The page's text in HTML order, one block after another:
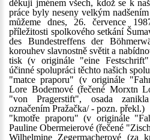
děkuji jménem všech, kdož se k
práce byly neseny velkým
můžeme dnes, 26. července
příležitosti spolkového setkání
des Bundestreffens der
korouhev slavnostně světit a
tisk (v originále "eine
účinné spolupráci těchto našich
"matce praporu" (v originále
Lore Bodemové (řečené Morxtn
"von Pragerstift", osada
označením Pražačka/ - pozn. překl.)
"kmotře praporu" (v originále
Pauline Obermeierové (řečené
Wilhelmine Zegermacherové (za